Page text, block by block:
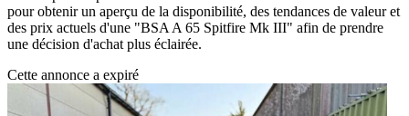
pour obtenir un aperçu de la disponibilité, des tendances de valeur et
des prix actuels d'une "BSA A 65 Spitfire Mk III" afin de prendre
une décision d'achat plus éclairée.
Cette annonce a expiré